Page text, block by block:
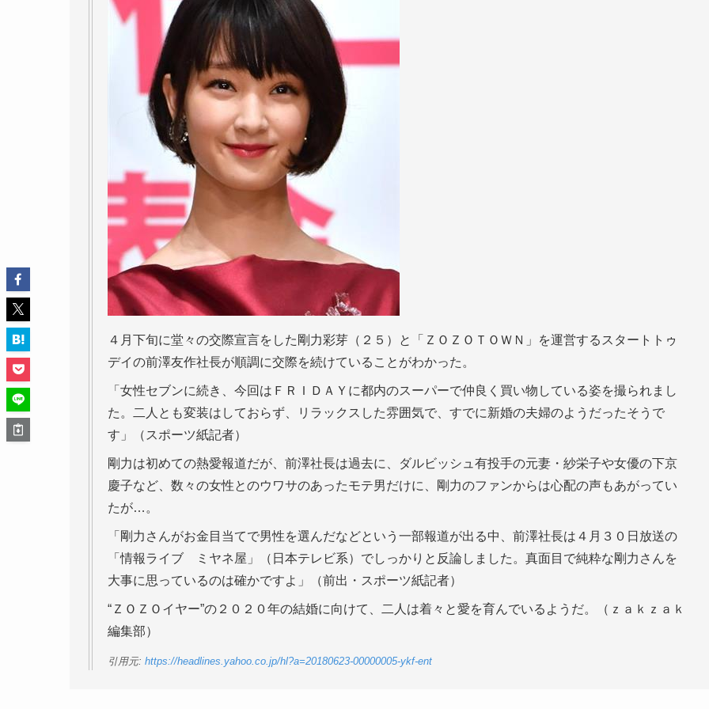
４月下旬に堂々の交際宣言をした剛力彩芽（２５）と「ＺＯＺＯＴＯＷＮ」を運営するスタートトゥ
デイの前澤友作社長が順調に交際を続けていることがわかった。
「女性セブンに続き、今回はＦＲＩＤＡＹに都内のスーパーで仲良く買い物している姿を撮られまし
た。二人とも変装はしておらず、リラックスした雰囲気で、すでに新婚の夫婦のようだったそうで
す」（スポーツ紙記者）
剛力は初めての熱愛報道だが、前澤社長は過去に、ダルビッシュ有投手の元妻・紗栄子や女優の下京
慶子など、数々の女性とのウワサのあったモテ男だけに、剛力のファンからは心配の声もあがってい
たが…。
「剛力さんがお金目当てで男性を選んだなどという一部報道が出る中、前澤社長は４月３０日放送の
「情報ライブ ミヤネ屋」（日本テレビ系）でしっかりと反論しました。真面目で純粋な剛力さんを
大事に思っているのは確かですよ」（前出・スポーツ紙記者）
“ＺＯＺＯイヤー”の２０２０年の結婚に向けて、二人は着々と愛を育んでいるようだ。（ｚａｋｚａｋ
編集部）
引用元: https://headlines.yahoo.co.jp/hl?a=20180623-00000005-ykf-ent